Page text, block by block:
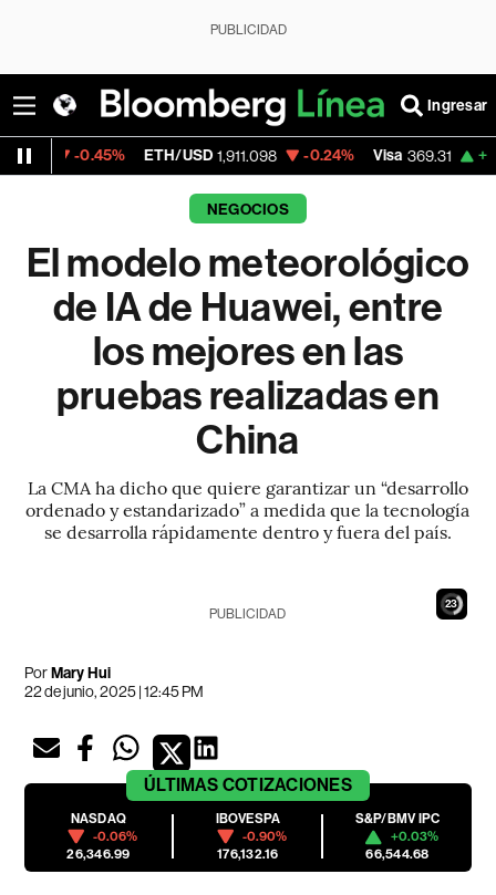
PUBLICIDAD
Ingresar
ETH/USD 1,911.098 -0.24% Visa 369.31 +0.21%
NEGOCIOS
El modelo meteorológico
de IA de Huawei, entre
los mejores en las
pruebas realizadas en
China
La CMA ha dicho que quiere garantizar un “desarrollo
ordenado y estandarizado” a medida que la tecnología
se desarrolla rápidamente dentro y fuera del país.
21
PUBLICIDAD
PorMary Hui
22 de junio, 2025 | 12:45 PM
ÚLTIMAS COTIZACIONES
NASDAQ
-0.06%
26,346.99
IBOVESPA
-0.90%
176,132.16
S&P/BMV IPC
+0.03%
66,544.68